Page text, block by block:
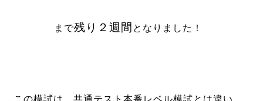
まで残り２週間 となりました！
この模試は、共通テスト本番レベル模試とは違い、